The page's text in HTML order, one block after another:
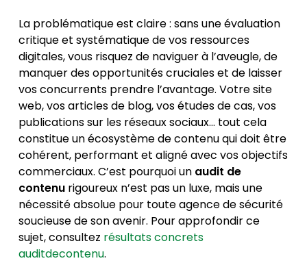
La problématique est claire : sans une évaluation
critique et systématique de vos ressources
digitales, vous risquez de naviguer à l’aveugle, de
manquer des opportunités cruciales et de laisser
vos concurrents prendre l’avantage. Votre site
web, vos articles de blog, vos études de cas, vos
publications sur les réseaux sociaux… tout cela
constitue un écosystème de contenu qui doit être
cohérent, performant et aligné avec vos objectifs
commerciaux. C’est pourquoi un audit de
contenurigoureux n’est pas un luxe, mais une
nécessité absolue pour toute agence de sécurité
soucieuse de son avenir. Pour approfondir ce
sujet, consultez résultats concrets
auditdecontenu.